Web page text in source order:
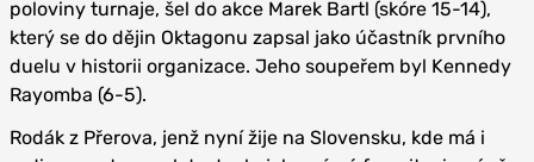
poloviny turnaje, šel do akce Marek Bartl (skóre 15-14),
který se do dějin Oktagonu zapsal jako účastník prvního
duelu v historii organizace. Jeho soupeřem byl Kennedy
Rayomba (6-5).
Rodák z Přerova, jenž nyní žije na Slovensku, kde má i